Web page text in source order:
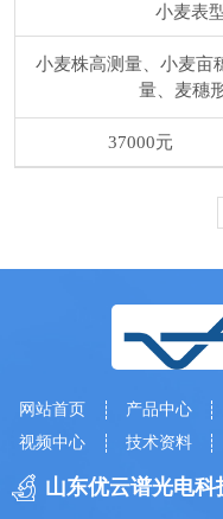
小麦表
小麦株高测量、小麦亩
量、麦穗
37000元
网站首页 产品中心
视频中心
技术资料
山东优云谱光电科